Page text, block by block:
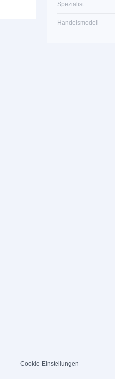
Spezialist
Handelsmodell
Cookie-Einstellungen